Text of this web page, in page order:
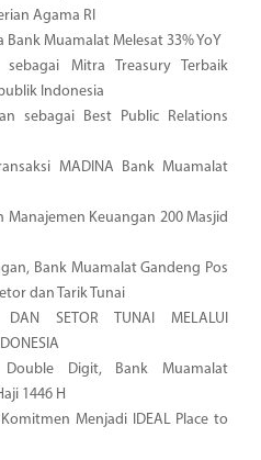
Agama RI
Bank Muamalat Melesat 33% YoY
Mitra Treasury Terbaik
Indonesia
sebagai Best Public Relations
MADINA Bank Muamalat
Keuangan 200 Masjid
Bank Muamalat Gandeng Pos
dan Tarik Tunai
SETOR TUNAI MELALUI
Double Digit, Bank Muamalat
1446 H
Menjadi IDEAL Place to